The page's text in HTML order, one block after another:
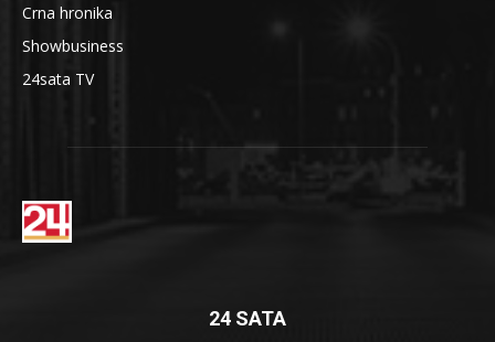
Crna hronika
Showbusiness
24sata TV
24 SATA